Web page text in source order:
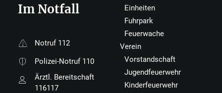
Im Notfall
Notruf 112
Polizei-Notruf 110
Ärztl. Bereitschaft
116117
Einheiten
Fuhrpark
Feuerwache
Verein
Vorstandschaft
Jugendfeuerwehr
Kinderfeuerwehr